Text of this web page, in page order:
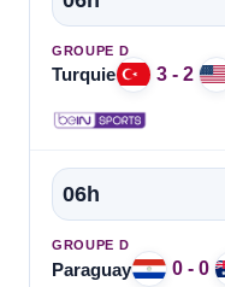
GROUPE D
Turquie 3 - 2
06h
GROUPE D
Paraguay 0 - 0